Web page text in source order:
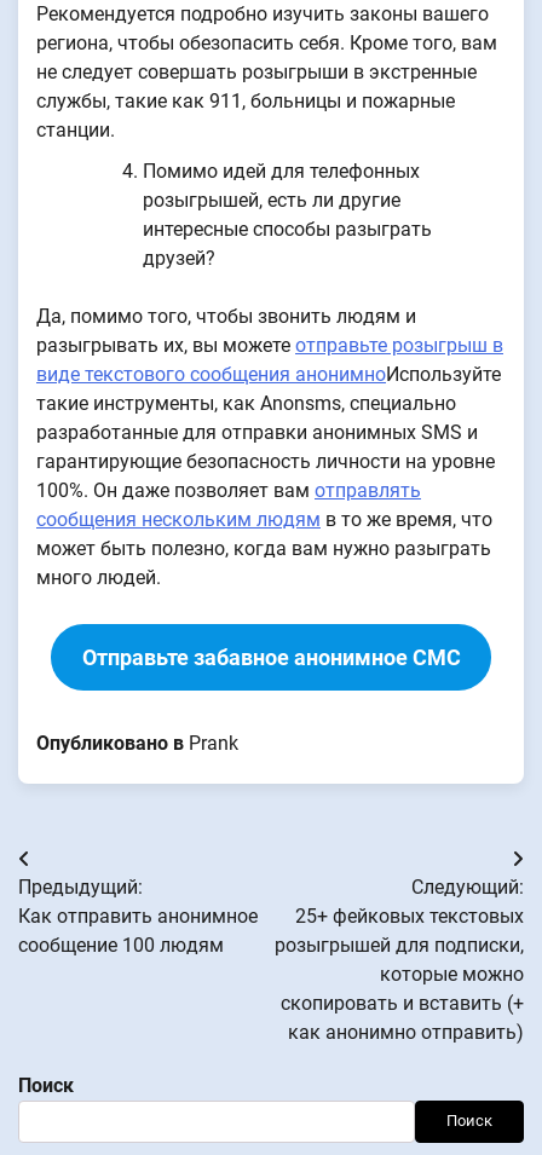
Рекомендуется подробно изучить законы вашего
региона, чтобы обезопасить себя. Кроме того, вам
не следует совершать розыгрыши в экстренные
службы, такие как 911, больницы и пожарные
станции.
Помимо идей для телефонных
розыгрышей, есть ли другие
интересные способы разыграть
друзей?
Да, помимо того, чтобы звонить людям и
разыгрывать их, вы можете отправьте розыгрыш в
виде текстового сообщения анонимноИспользуйте
такие инструменты, как Anonsms, специально
разработанные для отправки анонимных SMS и
гарантирующие безопасность личности на уровне
100%. Он даже позволяет вам отправлять
сообщения нескольким людям в то же время, что
может быть полезно, когда вам нужно разыграть
много людей.
Отправьте забавное анонимное СМС
Опубликовано в Prank
Навигация
по
записям
Предыдущий:
Как отправить анонимное
сообщение 100 людям
Следующий:
25+ фейковых текстовых
розыгрышей для подписки,
которые можно
скопировать и вставить (+
как анонимно отправить)
Поиск
Поиск